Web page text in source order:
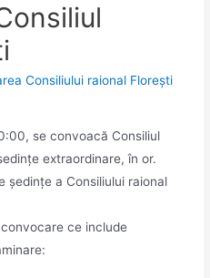
Consiliului raional Florești
se convoacă Consiliul
extraordinare, în or.
ședințe a Consiliului raional
ce include